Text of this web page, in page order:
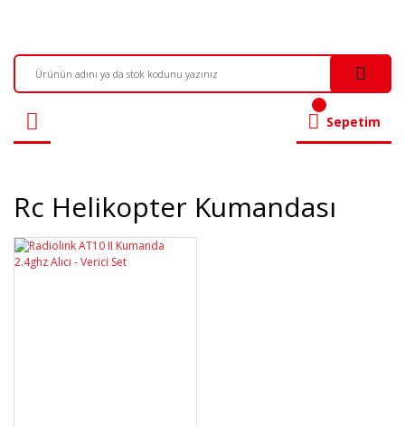
Sepetim
Rc Helikopter Kumandası